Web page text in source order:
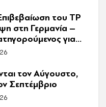
τoυ ΤP
στη Γερμανία –
για
Ζαμπούνη
τον Αύγουστο,
Σεπτέμβριο